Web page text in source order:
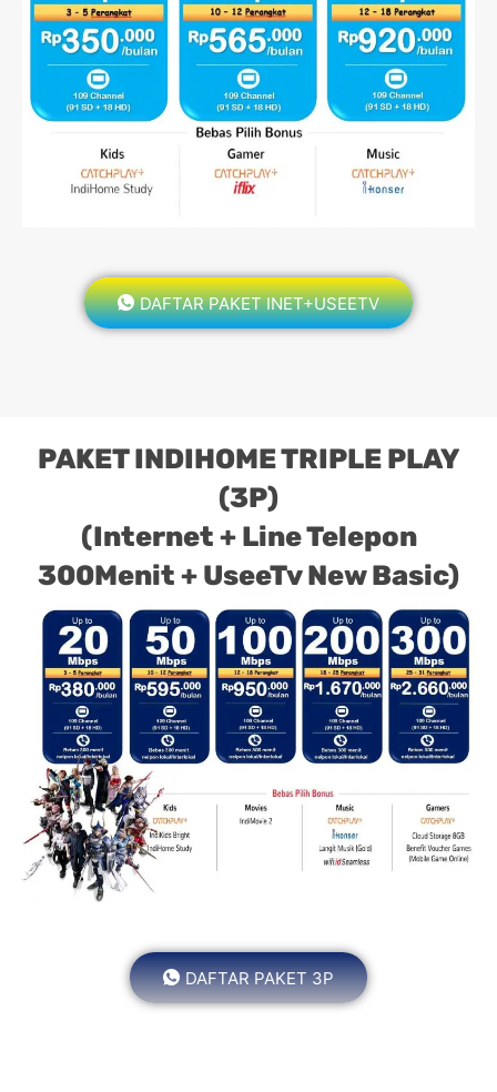
DAFTAR PAKET INET+USEETV
PAKET INDIHOME TRIPLE PLAY
(3P)
(Internet + Line Telepon
300Menit + UseeTv New Basic)
DAFTAR PAKET 3P